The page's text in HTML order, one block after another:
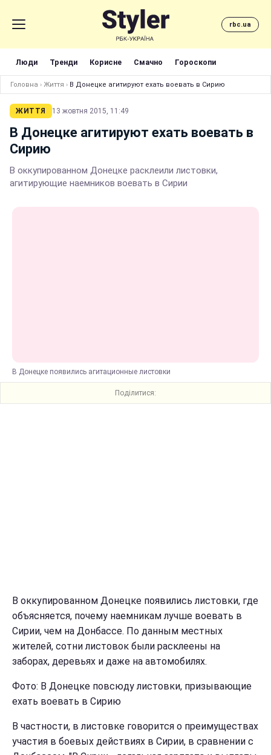
rbc.ua
Люди Тренди Корисне Смачно Гороскопи
Головна › Життя › В Донецке агитируют ехать воевать в Сирию
ЖИТТЯ 13 жовтня 2015, 11:49
В Донецке агитируют ехать воевать в
Сирию
В оккупированном Донецке расклеили листовки,
агитирующие наемников воевать в Сирии
В Донецке появились агитационные листовки
Поділитися:
В оккупированном Донецке появились листовки, где
объясняется, почему наемникам лучше воевать в
Сирии, чем на Донбассе. По данным местных
жителей, сотни листовок были расклеены на
заборах, деревьях и даже на автомобилях.
Фото: В Донецке повсюду листовки, призывающие
ехать воевать в Сирию
В частности, в листовке говорится о преимуществах
участия в боевых действиях в Сирии, в сравнении с